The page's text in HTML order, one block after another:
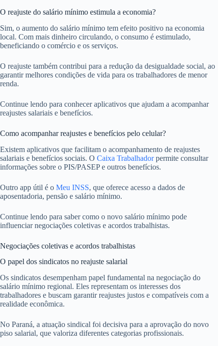
O reajuste do salário mínimo estimula a economia?
Sim, o aumento do salário mínimo tem efeito positivo na economia
local. Com mais dinheiro circulando, o consumo é estimulado,
beneficiando o comércio e os serviços.
O reajuste também contribui para a redução da desigualdade social, ao
garantir melhores condições de vida para os trabalhadores de menor
renda.
Continue lendo para conhecer aplicativos que ajudam a acompanhar
reajustes salariais e benefícios.
Como acompanhar reajustes e benefícios pelo celular?
Existem aplicativos que facilitam o acompanhamento de reajustes
salariais e benefícios sociais. O Caixa Trabalhadorpermite consultar
informações sobre o PIS/PASEP e outros benefícios.
Outro app útil é o Meu INSS, que oferece acesso a dados de
aposentadoria, pensão e salário mínimo.
Continue lendo para saber como o novo salário mínimo pode
influenciar negociações coletivas e acordos trabalhistas.
Negociações coletivas e acordos trabalhistas
O papel dos sindicatos no reajuste salarial
Os sindicatos desempenham papel fundamental na negociação do
salário mínimo regional. Eles representam os interesses dos
trabalhadores e buscam garantir reajustes justos e compatíveis com a
realidade econômica.
No Paraná, a atuação sindical foi decisiva para a aprovação do novo
piso salarial, que valoriza diferentes categorias profissionais.